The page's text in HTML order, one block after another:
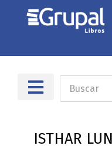
ISTHAR